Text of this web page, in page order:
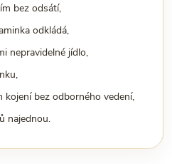
bez odsátí,
odkládá,
nepravidelné jídlo,
kojení bez odborného vedení,
najednou.